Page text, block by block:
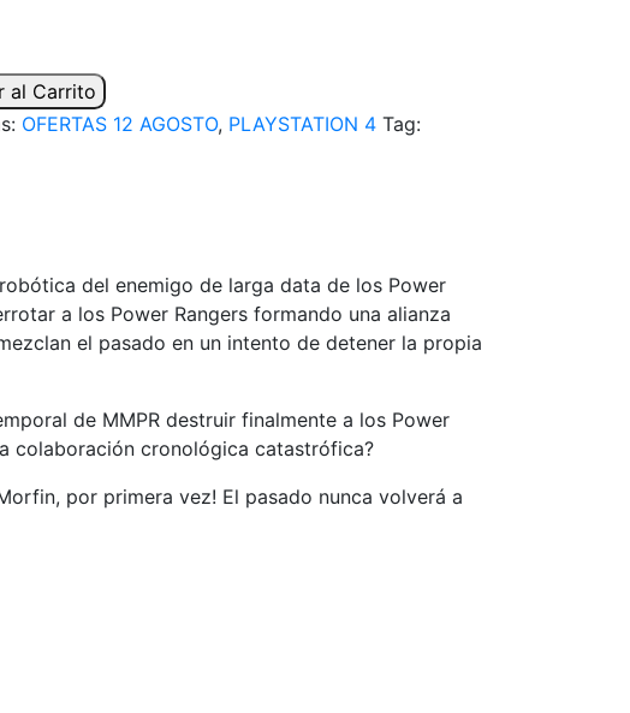
al Carrito
OFERTAS 12 AGOSTO, PLAYSTATION 4 Tag:
del enemigo de larga data de los Power
a los Power Rangers formando una alianza
el pasado en un intento de detener la propia
de MMPR destruir finalmente a los Power
colaboración cronológica catastrófica?
por primera vez! El pasado nunca volverá a